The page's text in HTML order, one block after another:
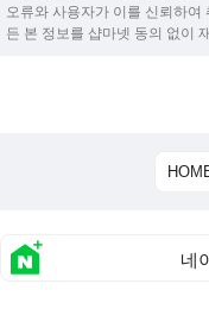
오류와 사용자가 이를 신뢰하여
든 본 정보를 샵마넷 동의 없이
네